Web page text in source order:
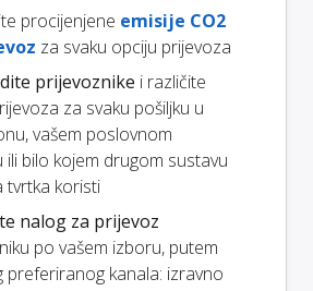
procijenjene emisije CO2
za svaku opciju prijevoza
prijevoznike i različite
za svaku pošiljku u
vašem poslovnom
ili bilo kojem drugom sustavu
tvrtka koristi
nalog za prijevoz
po vašem izboru, putem
preferiranog kanala: izravno